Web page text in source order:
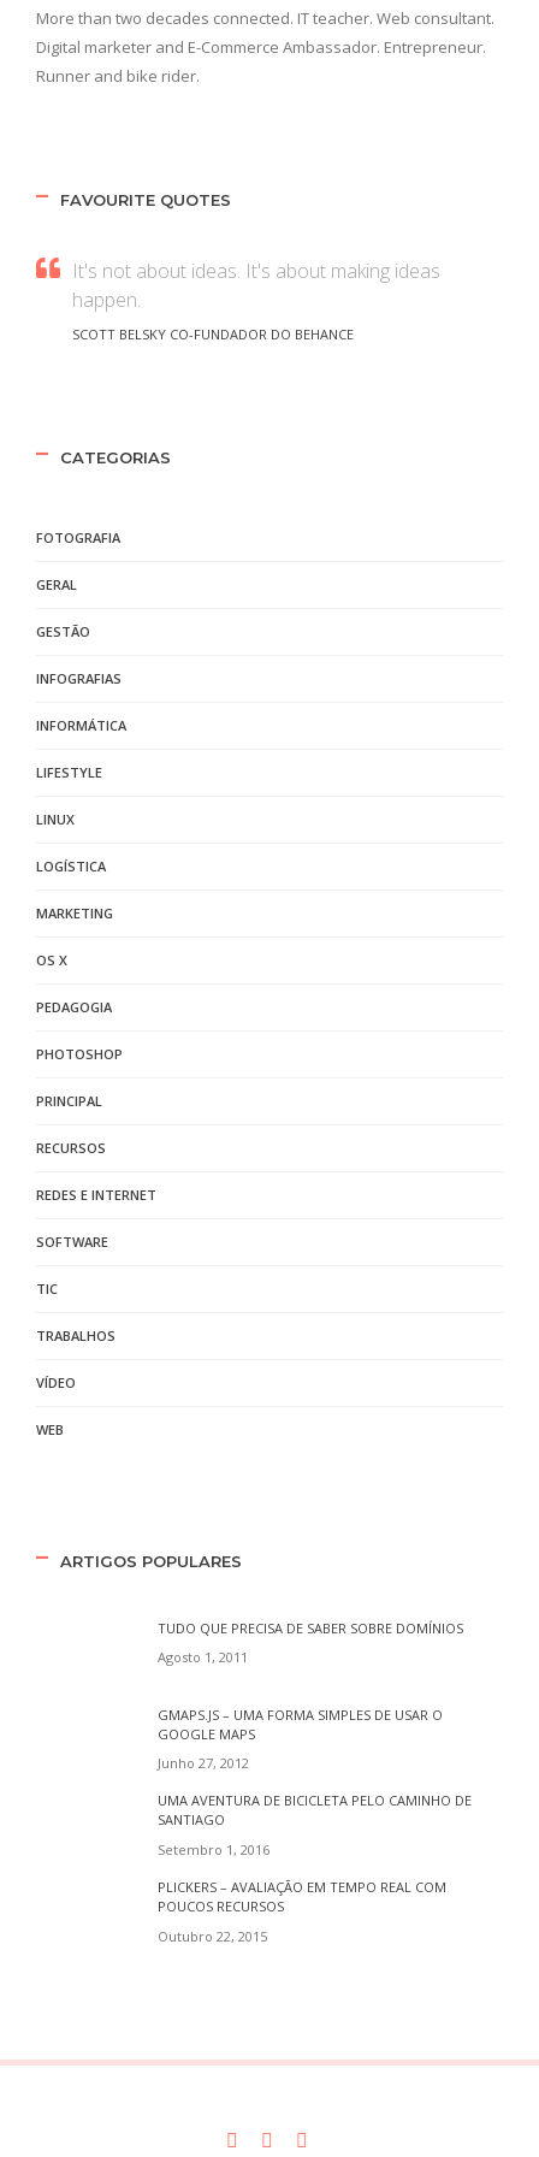
More than two decades connected. IT teacher. Web consultant.
Digital marketer and E-Commerce Ambassador. Entrepreneur.
Runner and bike rider.
FAVOURITE QUOTES
It's not about ideas. It's about making ideas
happen.
SCOTT BELSKY CO-FUNDADOR DO BEHANCE
CATEGORIAS
FOTOGRAFIA
GERAL
GESTÃO
INFOGRAFIAS
INFORMÁTICA
LIFESTYLE
LINUX
LOGÍSTICA
MARKETING
OS X
PEDAGOGIA
PHOTOSHOP
PRINCIPAL
RECURSOS
REDES E INTERNET
SOFTWARE
TIC
TRABALHOS
VÍDEO
WEB
ARTIGOS POPULARES
TUDO QUE PRECISA DE SABER SOBRE DOMÍNIOS
Agosto 1, 2011
GMAPS.JS – UMA FORMA SIMPLES DE USAR O
GOOGLE MAPS
Junho 27, 2012
UMA AVENTURA DE BICICLETA PELO CAMINHO DE
SANTIAGO
Setembro 1, 2016
PLICKERS – AVALIAÇÃO EM TEMPO REAL COM
POUCOS RECURSOS
Outubro 22, 2015